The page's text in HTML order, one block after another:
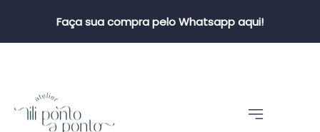
Faça sua compra pelo Whatsapp aqui!